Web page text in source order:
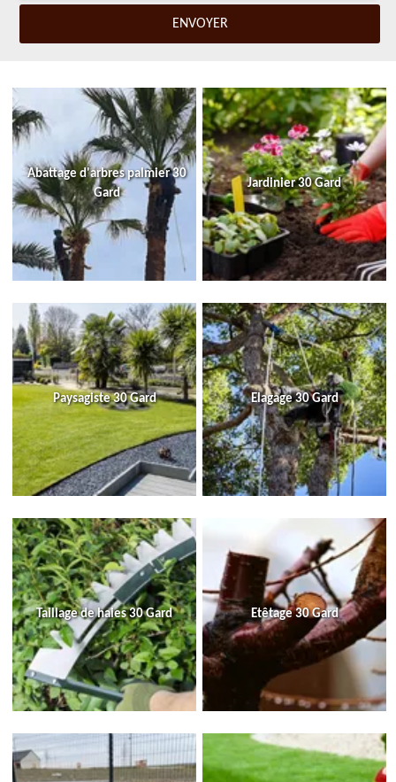
Abattage d'arbres palmier 30
Gard
Jardinier 30 Gard
Paysagiste 30 Gard Elagage 30 Gard
Taillage de haies 30 Gard Etêtage 30 Gard